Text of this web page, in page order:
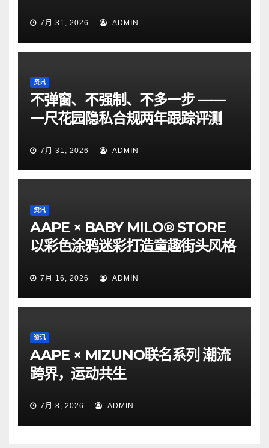
7月 31, 2026 ADMIN
资讯
不弹窗、不强制、不多一步 ——
一尺花园隐私合规两年跟踪评测
7月 31, 2026 ADMIN
资讯
AAPE × BABY MILO® STORE
以彩色涂鸦迷彩打造童趣街头风格
7月 16, 2026 ADMIN
资讯
AAPE × MIZUNO联名系列 潮流
跨界，运动共生
7月 8, 2026 ADMIN